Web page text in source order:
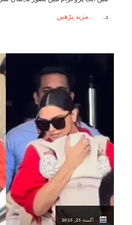
دہ مزید پڑھیں
اگست 25, 2025